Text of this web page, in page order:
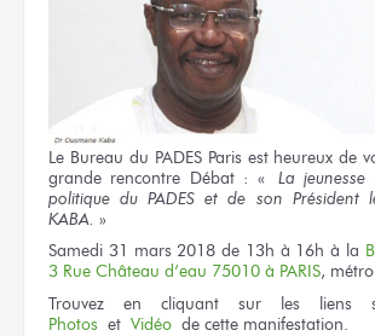
Le Bureau du PADES Paris est heureux de
grande rencontre Débat : « La
politique du PADES et de son Président
KABA. »
Samedi 31 mars 2018 de 13h à 16h à la
3 Rue Château d’eau 75010 à PARIS,
Trouvez en cliquant sur les liens
Photos et Vidéo de cette manifestation.